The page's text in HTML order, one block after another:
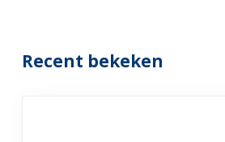
Recent bekeken